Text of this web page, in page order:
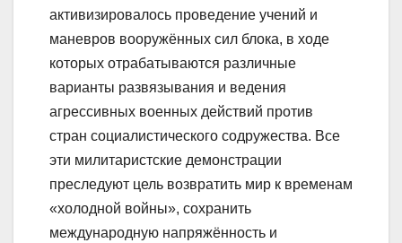
активизировалось проведение учений и
маневров вооружённых сил блока, в ходе
которых отрабатываются различные
варианты развязывания и ведения
агрессивных военных действий против
стран социалистического содружества. Все
эти милитаристские демонстрации
преследуют цель возвратить мир к временам
«холодной войны», сохранить
международную напряжённость и